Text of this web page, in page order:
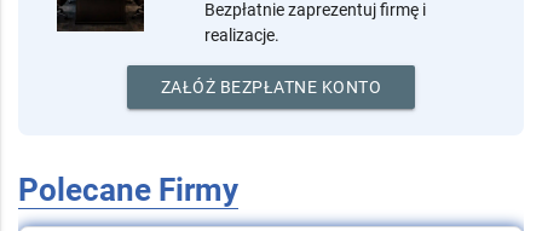
Oferujesz rozwiązania dla
rynku horeca?
Załóż konto i pozyskuj nowych
klientów.
ZAŁÓŻ BEZPŁATNE KONTO